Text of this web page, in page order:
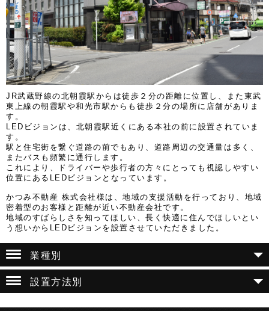
JR武蔵野線の北朝霞駅からは徒歩２分の距離に位置し、また東武
東上線の朝霞駅や和光市駅からも徒歩２分の場所に店舗がありま
す。
LEDビジョンは、北朝霞駅近くにある本社の前に設置されていま
す。
駅と住宅街を繋ぐ道路の前でもあり、道路周辺の交通量は多く、
またバスも頻繁に通行します。
これにより、ドライバーや歩行者の方々にとっても視認しやすい
位置にあるLEDビジョンとなっています。
かつみ不動産 株式会社様は、地域の支援活動を行っており、地域
密着型のお客様と距離が近い不動産会社です。
地域のすばらしさを知ってほしい、長く快適に住んでほしいとい
う想いからLEDビジョンを設置させていただきました。
業種別
設置方法別